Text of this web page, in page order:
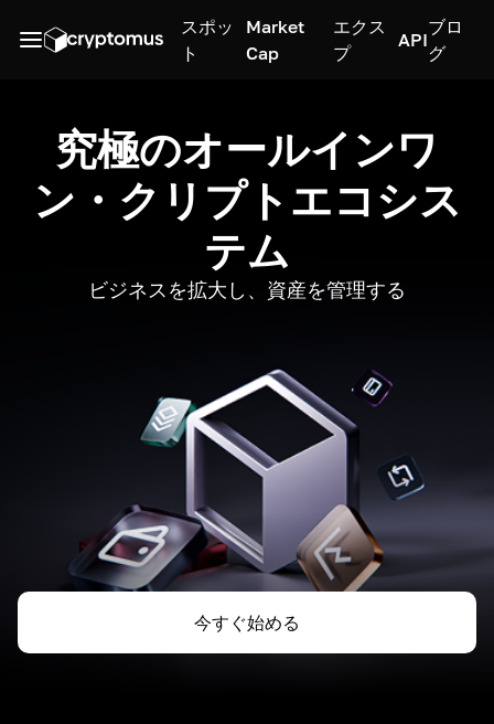
スポッ
ト
Market
Cap
エクス
プ
API
ブロ
グ
究極のオールインワ
ン・クリプトエコシス
テム
ビジネスを拡大し、資産を管理する
今すぐ始める